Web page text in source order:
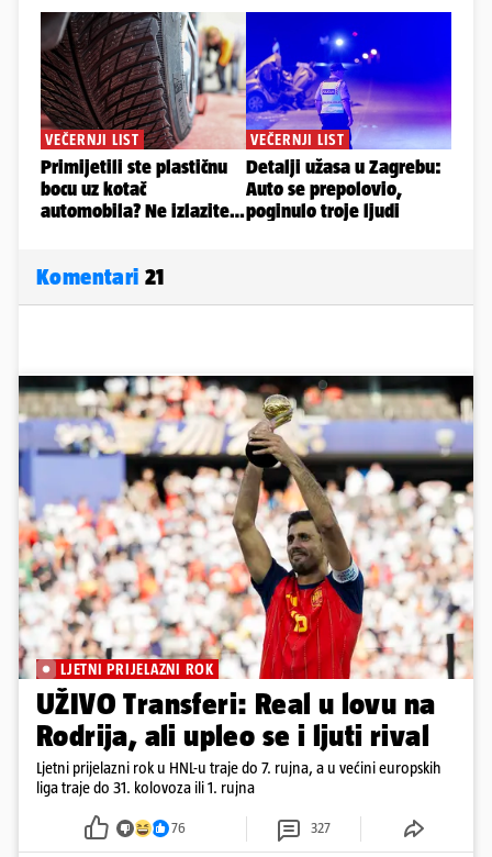
Komentari 21
LJETNI PRIJELAZNI ROK
UŽIVO Transferi: Real u lovu na
Rodrija, ali upleo se i ljuti rival
Ljetni prijelazni rok u HNL-u traje do 7. rujna, a u većini europskih
liga traje do 31. kolovoza ili 1. rujna
76 327